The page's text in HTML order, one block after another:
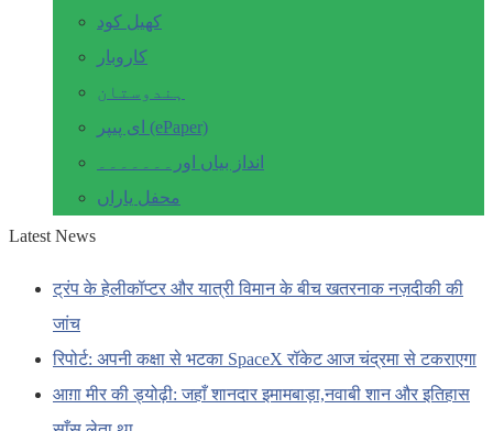
کھیل کود
کاروبار
ہندوستان
ای پیپر (ePaper)
انداز بیاں اور۔۔۔۔۔۔۔
محفل یاراں
Latest News
ट्रंप के हेलीकॉप्टर और यात्री विमान के बीच खतरनाक नज़दीकी की
जांच
रिपोर्ट: अपनी कक्षा से भटका SpaceX रॉकेट आज चंद्रमा से टकराएगा
आग़ा मीर की ड्योढ़ी: जहाँ शानदार इमामबाड़ा,नवाबी शान और इतिहास